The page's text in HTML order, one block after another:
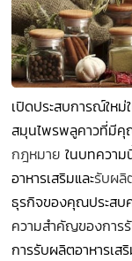
เปิดประสบการณ์ใหม่
สมุนไพรพลูคาวที่มีคุ
กฎหมาย ในบทความ
อาหารเสริมและรับผลิ
ธุรกิจของคุณประสบ
ความสำคัญของการ
การรับผลิตอาหารเ